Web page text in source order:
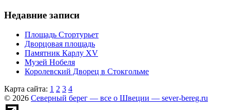
Недавние записи
Площадь Стортурьет
Дворцовая площадь
Памятник Карлу XV
Музей Нобеля
Королевский Дворец в Стокгольме
Карта сайта: 1 2 3 4
© 2026 Северный берег — все о Швеции — sever-bereg.ru